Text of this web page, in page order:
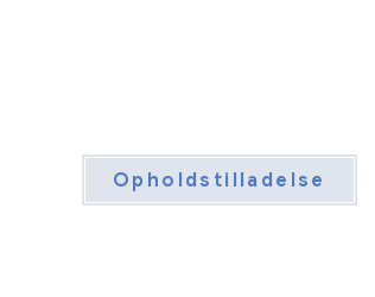
Opholdstilladelse